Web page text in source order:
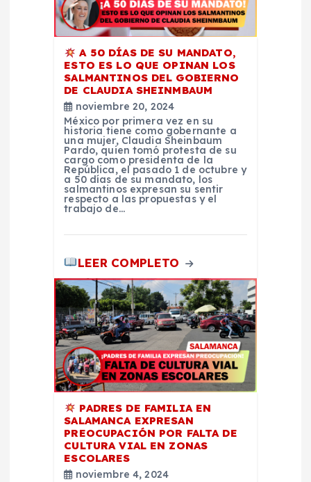
A 50 DÍAS DE SU MANDATO,
ESTO ES LO QUE OPINAN LOS
SALMANTINOS DEL GOBIERNO
DE CLAUDIA SHEINMBAUM
noviembre 20, 2024
México por primera vez en su
historia tiene como gobernante a
una mujer, Claudia Sheinbaum
Pardo, quien tomó protesta de su
cargo como presidenta de la
República, el pasado 1 de octubre y
a 50 días de su mandato, los
salmantinos expresan su sentir
respecto a las propuestas y el
trabajo de…
LEER COMPLETO
PADRES DE FAMILIA EN
SALAMANCA EXPRESAN
PREOCUPACIÓN POR FALTA DE
CULTURA VIAL EN ZONAS
ESCOLARES
noviembre 4, 2024